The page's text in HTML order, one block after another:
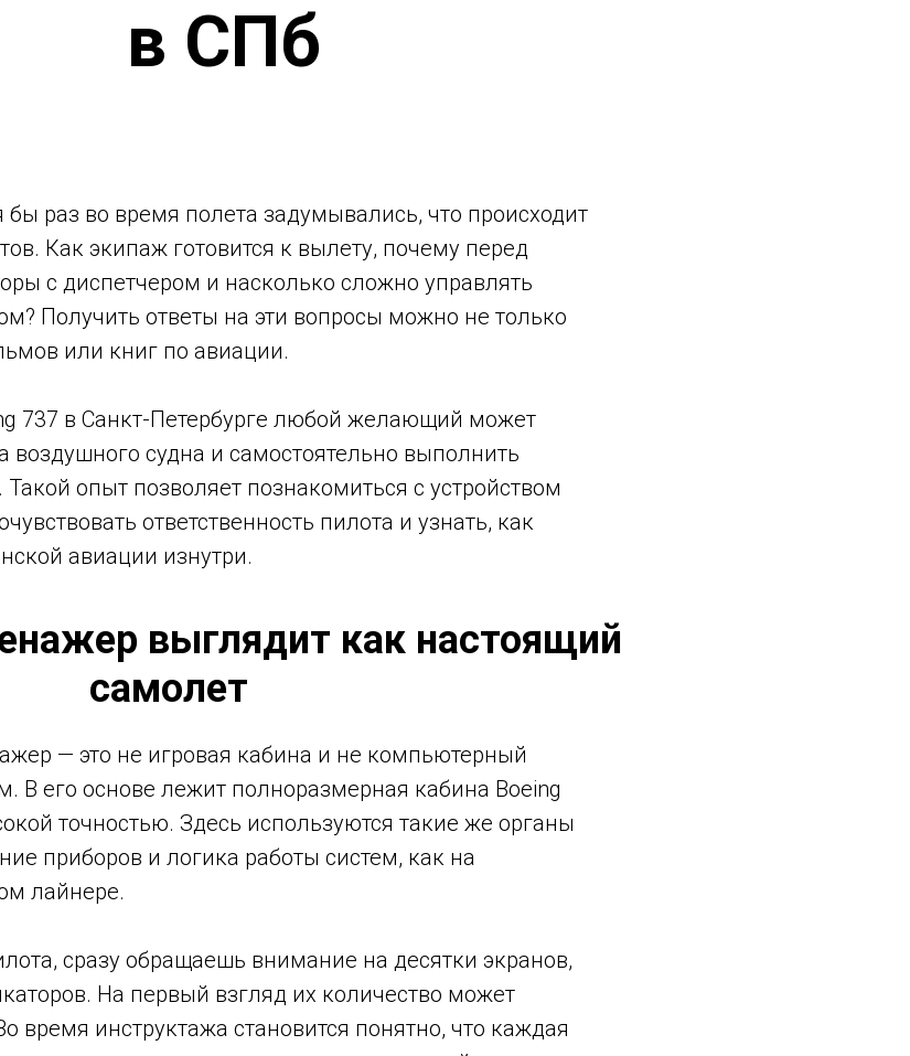
в СПб
раз во время полета задумывались, что происходит
Как экипаж готовится к вылету, почему перед
с диспетчером и насколько сложно управлять
Получить ответы на эти вопросы можно не только
или книг по авиации.
737 в Санкт-Петербурге любой желающий может
воздушного судна и самостоятельно выполнить
опыт позволяет познакомиться с устройством
ответственность пилота и узнать, как
авиации изнутри.
выглядит как настоящий
самолет
— это не игровая кабина и не компьютерный
В его основе лежит полноразмерная кабина Boeing
точностью. Здесь используются такие же органы
приборов и логика работы систем, как на
лайнере.
сразу обращаешь внимание на десятки экранов,
На первый взгляд их количество может
время инструктажа становится понятно, что каждая